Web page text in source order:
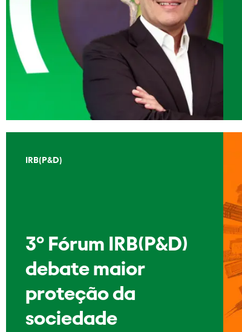
IRB(P&D)
3º Fórum IRB(P&D)
debate maior
proteção da
sociedade